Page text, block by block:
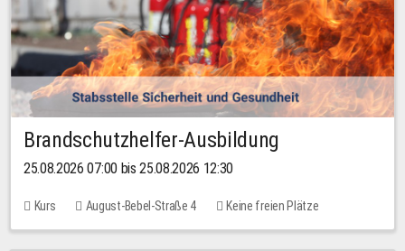
Brandschutzhelfer-Ausbildung
25.08.2026 07:00 bis 25.08.2026 12:30
Kurs August-Bebel-Straße 4 Keine freien Plätze